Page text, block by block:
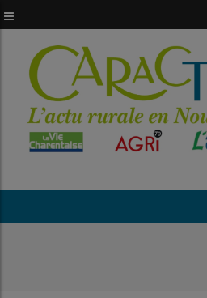
au
principal